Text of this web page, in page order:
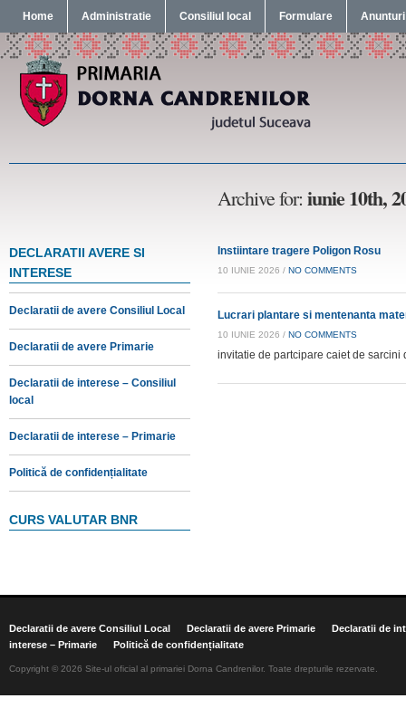
Home Administratie Consiliul local Formulare Anunturi
Archive for: iunie 10th,
DECLARATII AVERE SI
INTERESE
Declaratii de avere Consiliul Local
Declaratii de avere Primarie
Declaratii de interese – Consiliul
local
Declaratii de interese – Primarie
Politică de confidențialitate
CURS VALUTAR BNR
Instiintare tragere Poligon Rosu
10 IUNIE 2026 / NO COMMENTS
Lucrari plantare si mentenanta
10 IUNIE 2026 / NO COMMENTS
invitatie de partcipare caiet de
Declaratii de avere Consiliul Local Declaratii de avere Primarie
Declaratii de
interese – Primarie
Politică de confidențialitate
Copyright © 2026 Site-ul oficial al primariei Dorna Candrenilor. Toate drepturile rezervate.